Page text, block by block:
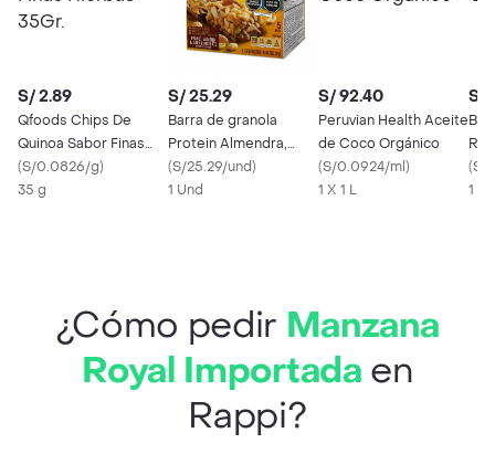
S/ 2.89
Qfoods Chips De
Quinoa Sabor Finas
Hierbas 35Gr.
(S/0.0826/g)
35 g
S/ 25.29
Barra de granola
Protein Almendra,
Chocolate y Maní
Nature Valley - Caja 5
(S/25.29/und)
1 Und
S/ 92.40
Peruvian Health Aceite
de Coco Orgánico
(S/0.0924/ml)
1 X 1 L
S/
(S/
1 X
¿Cómo pedir Manzana
Royal Importada en
Rappi?